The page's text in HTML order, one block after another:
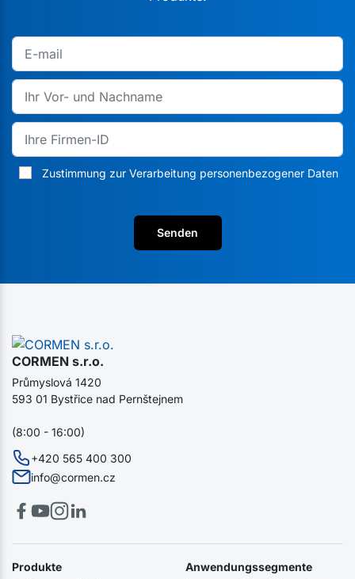
Zustimmung zur Verarbeitung personenbezogener Daten
Senden
CORMEN s.r.o.
info@cormen.cz
+420 565 400 300
Průmyslová 1420
593 01 Bystřice nad Pernštejnem
(8:00 - 16:00)
Produkte
Anwendungssegmente